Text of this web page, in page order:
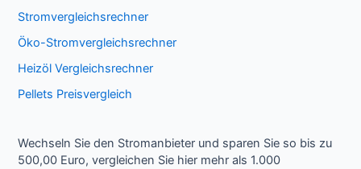
Stromvergleichsrechner
Öko-Stromvergleichsrechner
Heizöl Vergleichsrechner
Pellets Preisvergleich
Wechseln Sie den Stromanbieter und sparen Sie so bis zu
500,00 Euro, vergleichen Sie hier mehr als 1.000